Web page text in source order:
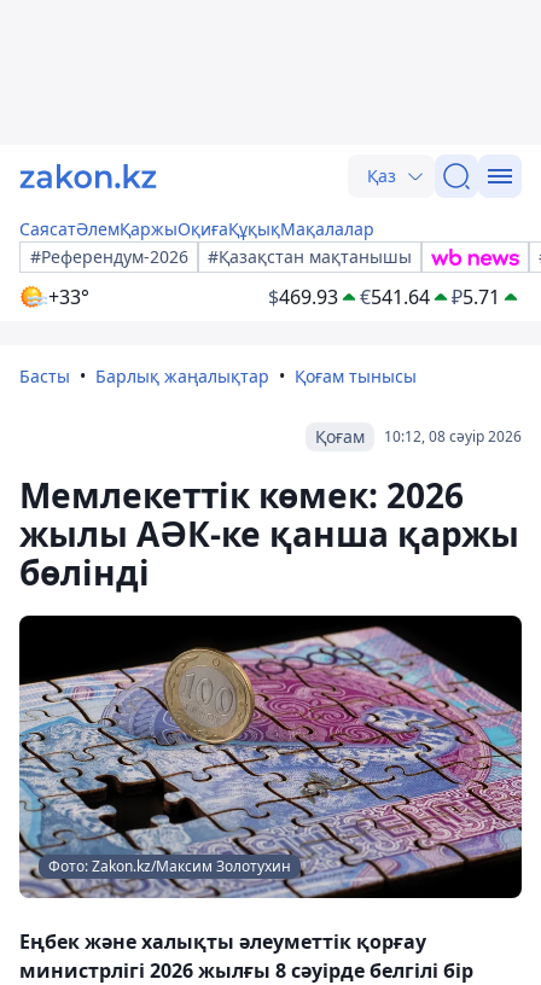
Қаз
СаясатӘлемҚаржыОқиғаҚұқықМақалалар
#Референдум-2026
#Қазақстан мақтанышы
+33° $469.93 €541.64 ₽5.71
Басты Барлық жаңалықтар Қоғам тынысы
10:12, 08 сәуір 2026
Қоғам
Мемлекеттік көмек: 2026
жылы АӘК-ке қанша қаржы
бөлінді
Фото: Zakon.kz/Максим Золотухин
Еңбек және халықты әлеуметтік қорғау
министрлігі 2026 жылғы 8 сәуірде белгілі бір